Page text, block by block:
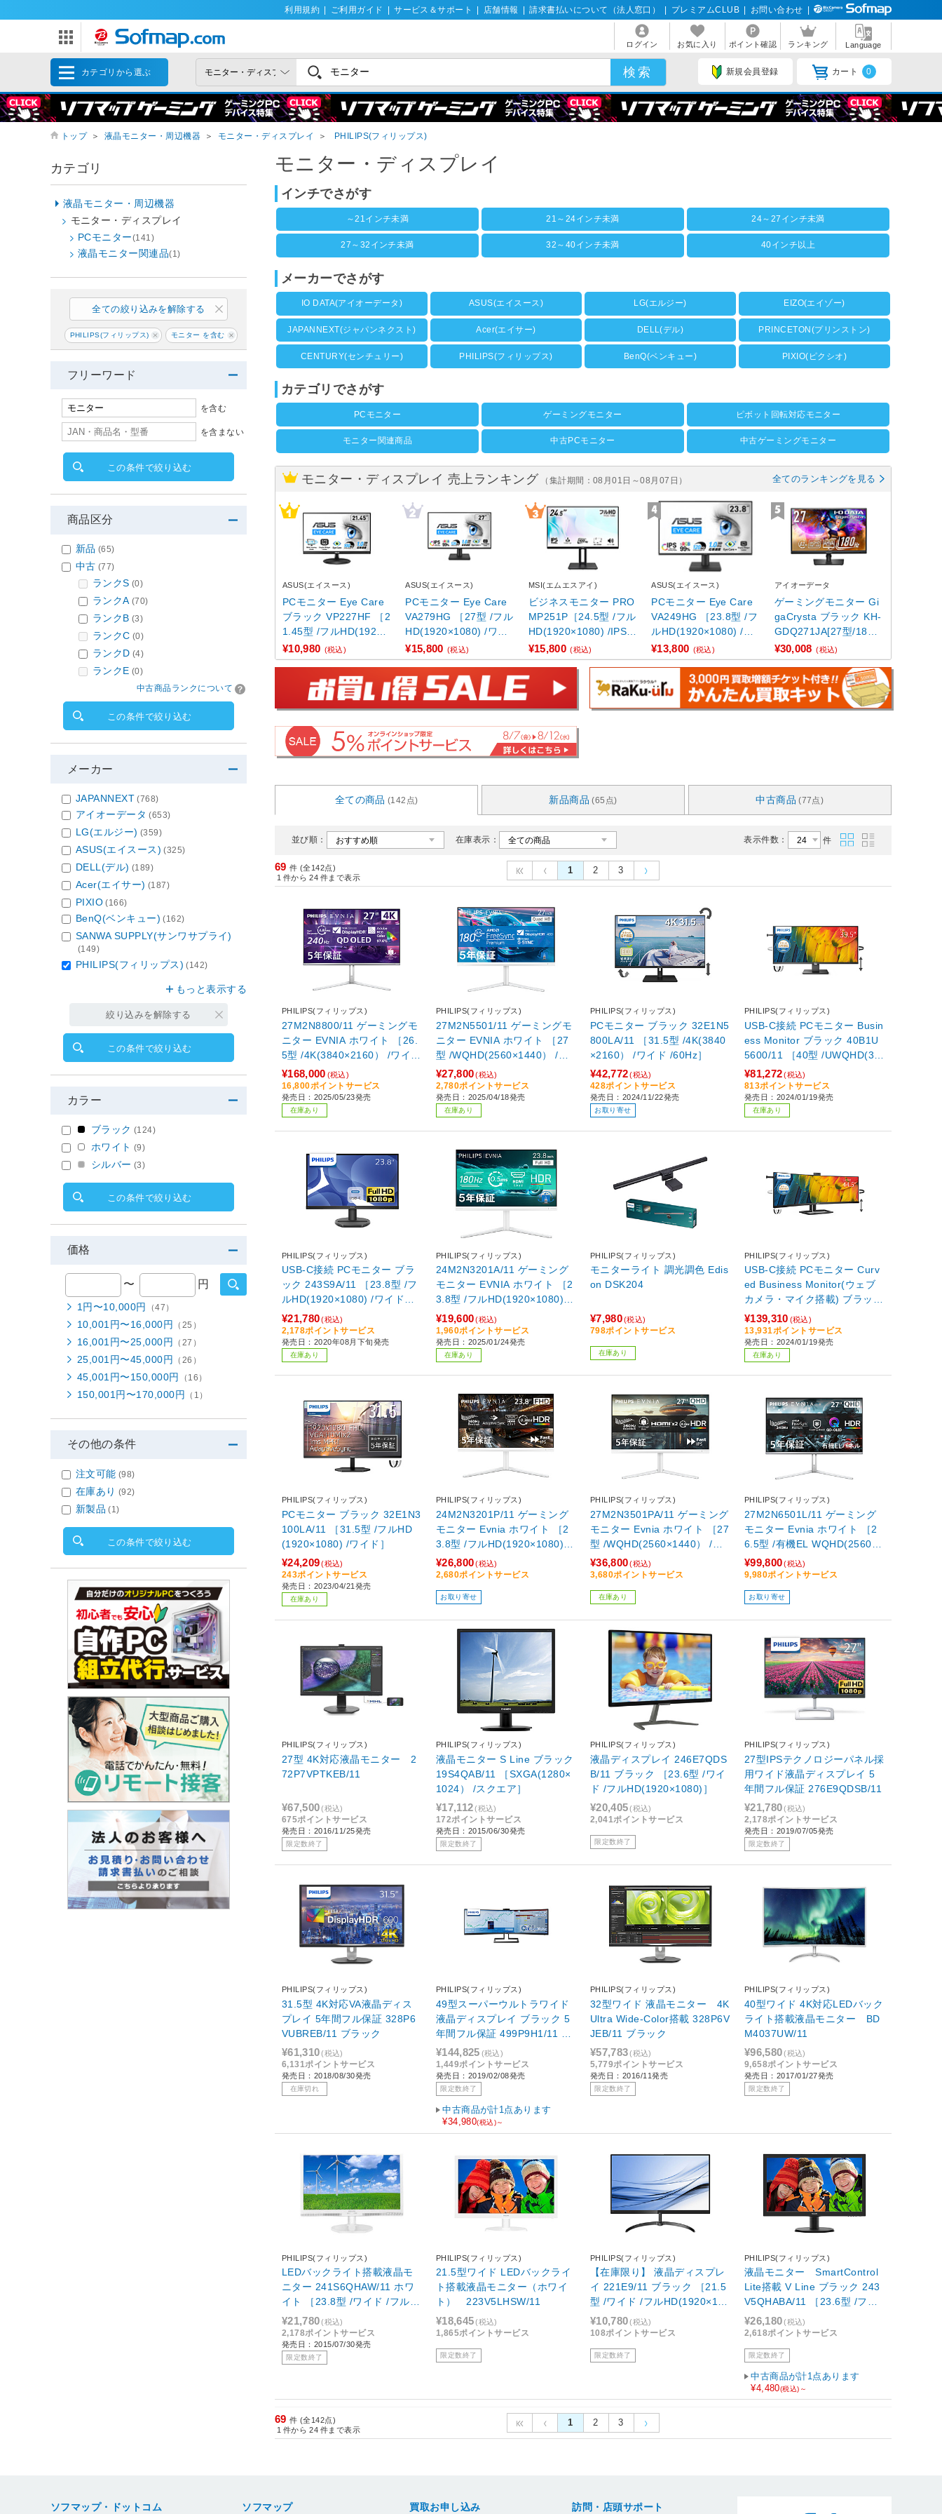
利用規約 ご利用ガイド サービス＆サポート 店舗情報 請求書払いについて（法人窓口） プレミアムCLUB お問い合わせ
ログイン お気に入り ポイント確認 ランキング Language
カテゴリから選ぶ 新規会員登録 カート 0
トップ ＞ 液晶モニター・周辺機器 ＞ モニター・ディスプレイ ＞ PHILIPS(フィリップス)
モニター・ディスプレイ
インチでさがす
～21インチ未満 21～24インチ未満 24～27インチ未満
27～32インチ未満 32～40インチ未満 40インチ以上
メーカーでさがす
IO DATA(アイオーデータ) ASUS(エイスース) LG(エルジー) EIZO(エイゾー)
JAPANNEXT(ジャパンネクスト) Acer(エイサー) DELL(デル) PRINCETON(プリンストン)
CENTURY(センチュリー) PHILIPS(フィリップス) BenQ(ベンキュー) PIXIO(ピクシオ)
カテゴリでさがす
PCモニター ゲーミングモニター ピボット回転対応モニター
モニター関連商品 中古PCモニター 中古ゲーミングモニター
モニター・ディスプレイ 売上ランキング （集計期間：08月01日～08月07日） 全てのランキングを見る
ASUS(エイスース)
PCモニター Eye Care
ブラック VP227HF ［2
1.45型 /フルHD(1920×
1080) ...
¥10,980 (税込)
ASUS(エイスース)
PCモニター Eye Care
VA279HG ［27型 /フル
HD(1920×1080) /ワイ
ド /1 ...
¥15,800 (税込)
MSI(エムエスアイ)
ビジネスモニター PRO
MP251P［24.5型 /フル
HD(1920×1080) /IPSパ
ネル /ワイ ...
¥15,800 (税込)
ASUS(エイスース)
PCモニター Eye Care
VA249HG ［23.8型 /フ
ルHD(1920×1080) /ワ
イド ...
¥13,800 (税込)
アイオーデータ
ゲーミングモニター Gi
gaCrysta ブラック KH-
GDQ271JA[27型/180H
z/WQHD/A ...
¥30,008 (税込)
全ての商品 (142点) 新品商品 (65点) 中古商品 (77点)
並び順： 在庫表示： 表示件数： 件
69 件 (全142点)
1 件から 24 件まで表示
1 2 3
PHILIPS(フィリップス)
27M2N8800/11 ゲーミングモ
ニター EVNIA ホワイト ［26.
5型 /4K(3840×2160） /ワイ
ド］
¥168,000 (税込)
16,800ポイントサービス
発売日：2025/05/23発売
在庫あり
PHILIPS(フィリップス)
27M2N5501/11 ゲーミングモ
ニター EVNIA ホワイト ［27
型 /WQHD(2560×1440） /ワ
イド］
¥27,800(税込)
2,780ポイントサービス
発売日：2025/04/18発売
在庫あり
PHILIPS(フィリップス)
PCモニター ブラック 32E1N5
800LA/11 ［31.5型 /4K(3840
×2160） /ワイド /60Hz］
¥42,772(税込)
428ポイントサービス
発売日：2024/11/22発売
お取り寄せ
PHILIPS(フィリップス)
USB-C接続 PCモニター Busin
ess Monitor ブラック 40B1U
5600/11 ［40型 /UWQHD(34
40×1440） /ワイド］
¥81,272(税込)
813ポイントサービス
発売日：2024/01/19発売
在庫あり
PHILIPS(フィリップス)
USB-C接続 PCモニター ブラ
ック 243S9A/11 ［23.8型 /フ
ルHD(1920×1080) /ワイド］
【864】
¥21,780(税込)
2,178ポイントサービス
発売日：2020年08月下旬発売
在庫あり
PHILIPS(フィリップス)
24M2N3201A/11 ゲーミング
モニター EVNIA ホワイト ［2
3.8型 /フルHD(1920×1080) /
ワイド /180Hz］
¥19,600(税込)
1,960ポイントサービス
発売日：2025/01/24発売
在庫あり
PHILIPS(フィリップス)
モニターライト 調光調色 Edis
on DSK204
¥7,980(税込)
798ポイントサービス
在庫あり
PHILIPS(フィリップス)
USB-C接続 PCモニター Curv
ed Business Monitor(ウェブ
カメラ・マイク搭載) ブラック
45B1U6900CH/11 ［44.5型 /
Dual QHD(5120×1440） /ワ
イド /曲面型］
¥139,310 (税込)
13,931ポイントサービス
発売日：2024/01/19発売
在庫あり
PHILIPS(フィリップス)
PCモニター ブラック 32E1N3
100LA/11 ［31.5型 /フルHD
(1920×1080) /ワイド］
¥24,209(税込)
243ポイントサービス
発売日：2023/04/21発売
在庫あり
PHILIPS(フィリップス)
24M2N3201P/11 ゲーミング
モニター Evnia ホワイト ［2
3.8型 /フルHD(1920×1080) /
ワイド /260Hz］
¥26,800(税込)
2,680ポイントサービス
お取り寄せ
PHILIPS(フィリップス)
27M2N3501PA/11 ゲーミング
モニター Evnia ホワイト ［27
型 /WQHD(2560×1440） /ワ
イド /260Hz］
¥36,800(税込)
3,680ポイントサービス
在庫あり
PHILIPS(フィリップス)
27M2N6501L/11 ゲーミング
モニター Evnia ホワイト ［2
6.5型 /有機EL WQHD(2560×1
440） /ワイド /240Hz］
¥99,800(税込)
9,980ポイントサービス
お取り寄せ
PHILIPS(フィリップス)
27型 4K対応液晶モニター 2
72P7VPTKEB/11
¥67,500(税込)
675ポイントサービス
発売日：2016/11/25発売
限定数終了
PHILIPS(フィリップス)
液晶モニター S Line ブラック
19S4QAB/11 ［SXGA(1280×
1024） /スクエア］
¥17,112(税込)
172ポイントサービス
発売日：2015/06/30発売
限定数終了
PHILIPS(フィリップス)
液晶ディスプレイ 246E7QDS
B/11 ブラック ［23.6型 /ワイ
ド /フルHD(1920×1080)］
¥20,405(税込)
2,041ポイントサービス
限定数終了
PHILIPS(フィリップス)
27型IPSテクノロジーパネル採
用ワイド液晶ディスプレイ 5
年間フル保証 276E9QDSB/11
¥21,780(税込)
2,178ポイントサービス
発売日：2019/07/05発売
限定数終了
PHILIPS(フィリップス)
31.5型 4K対応VA液晶ディス
プレイ 5年間フル保証 328P6
VUBREB/11 ブラック
¥61,310(税込)
6,131ポイントサービス
発売日：2018/08/30発売
在庫切れ
PHILIPS(フィリップス)
49型スーパーウルトラワイド
液晶ディスプレイ ブラック 5
年間フル保証 499P9H1/11 ブ
ラック
¥144,825 (税込)
1,449ポイントサービス
発売日：2019/02/08発売
限定数終了
中古商品が計1点あります
¥34,980(税込)～
PHILIPS(フィリップス)
32型ワイド 液晶モニター 4K
Ultra Wide-Color搭載 328P6V
JEB/11 ブラック
¥57,783(税込)
5,779ポイントサービス
発売日：2016/11発売
限定数終了
PHILIPS(フィリップス)
40型ワイド 4K対応LEDバック
ライト搭載液晶モニター BD
M4037UW/11
¥96,580(税込)
9,658ポイントサービス
発売日：2017/01/27発売
限定数終了
PHILIPS(フィリップス)
LEDバックライト搭載液晶モ
ニター 241S6QHAW/11 ホワ
イト ［23.8型 /ワイド /フルH
D(1920×1080)］
¥21,780(税込)
2,178ポイントサービス
発売日：2015/07/30発売
限定数終了
PHILIPS(フィリップス)
21.5型ワイド LEDバックライ
ト搭載液晶モニター（ホワイ
ト） 223V5LHSW/11
¥18,645(税込)
1,865ポイントサービス
限定数終了
PHILIPS(フィリップス)
【在庫限り】 液晶ディスプレ
イ 221E9/11 ブラック ［21.5
型 /ワイド /フルHD(1920×108
0)］
¥10,780(税込)
108ポイントサービス
限定数終了
PHILIPS(フィリップス)
液晶モニター SmartControl
Lite搭載 V Line ブラック 243
V5QHABA/11 ［23.6型 /フル
HD(1920×1080) /ワイド］
¥26,180(税込)
2,618ポイントサービス
限定数終了
中古商品が計1点あります
¥4,480(税込)～
69 件 (全142点)
1 件から 24 件まで表示
1 2 3
カテゴリ
液晶モニター・周辺機器
モニター・ディスプレイ
PCモニター(141)
液晶モニター関連品(1)
全ての絞り込みを解除する
PHILIPS(フィリップス) モニター を含む
フリーワード
を含む
を含まない
この条件で絞り込む
商品区分
新品 (65)
中古 (77)
ランクS (0)
ランクA (70)
ランクB (3)
ランクC (0)
ランクD (4)
ランクE (0)
中古商品ランクについて
この条件で絞り込む
メーカー
JAPANNEXT (768)
アイオーデータ (653)
LG(エルジー) (359)
ASUS(エイスース) (325)
DELL(デル) (189)
Acer(エイサー) (187)
PIXIO (166)
BenQ(ベンキュー) (162)
SANWA SUPPLY(サンワサプライ)
(149)
PHILIPS(フィリップス) (142)
もっと表示する
絞り込みを解除する
この条件で絞り込む
カラー
ブラック (124)
ホワイト (9)
シルバー (3)
この条件で絞り込む
価格
〜 円
1円〜10,000円 （47）
10,001円〜16,000円 （25）
16,001円〜25,000円 （27）
25,001円〜45,000円 （26）
45,001円〜150,000円 （16）
150,001円〜170,000円 （1）
その他の条件
注文可能 (98)
在庫あり (92)
新製品 (1)
この条件で絞り込む
ソフマップ・ドットコム ソフマップ 買取お申し込み 訪問・店頭サポート